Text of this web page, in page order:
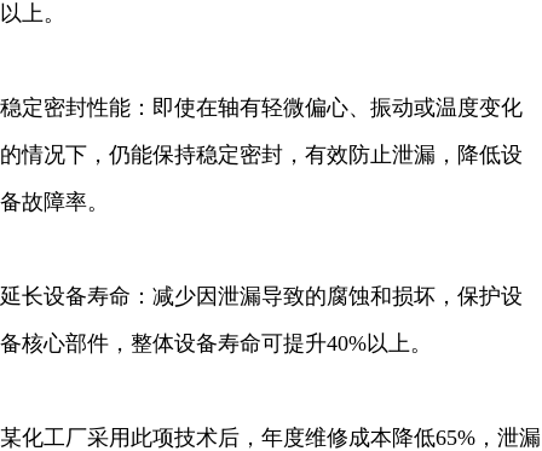
以上。
稳定密封性能：即使在轴有轻微偏心、振动或温度变化
的情况下，仍能保持稳定密封，有效防止泄漏，降低设
备故障率。
延长设备寿命：减少因泄漏导致的腐蚀和损坏，保护设
备核心部件，整体设备寿命可提升40%以上。
某化工厂采用此项技术后，年度维修成本降低65%，泄漏